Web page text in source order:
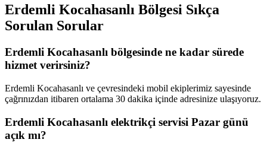
Erdemli Kocahasanlı Bölgesi Sıkça
Sorulan Sorular
Erdemli Kocahasanlı bölgesinde ne kadar sürede
hizmet verirsiniz?
Erdemli Kocahasanlı ve çevresindeki mobil ekiplerimiz sayesinde
çağrınızdan itibaren ortalama 30 dakika içinde adresinize ulaşıyoruz.
Erdemli Kocahasanlı elektrikçi servisi Pazar günü
açık mı?